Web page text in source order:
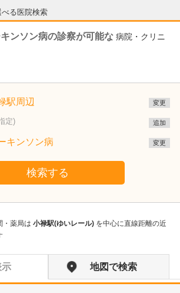
べる医院検索
ンソン病の診察が可能な 病院・クリニ
駅周辺 変更
定) 追加
キンソン病 変更
検索する
・薬局は 小禄駅(ゆいレール) を中心に直線距離の近
示 地図で検索